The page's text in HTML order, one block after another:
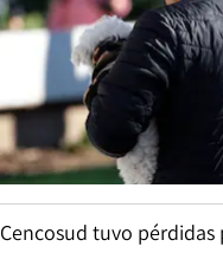
Cencosud tuvo